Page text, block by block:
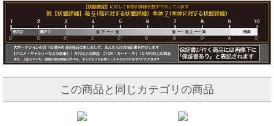
この商品と同じカテゴリの商品